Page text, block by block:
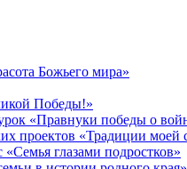
Божьего мира»
Победы!»
«Правнуки победы о
проектов «Традиции моей
глазами подростков»